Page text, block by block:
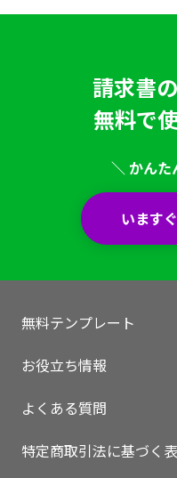
請求書
無料で
＼ かんた
います
無料テンプレート
お役立ち情報
よくある質問
特定商取引法に基づく